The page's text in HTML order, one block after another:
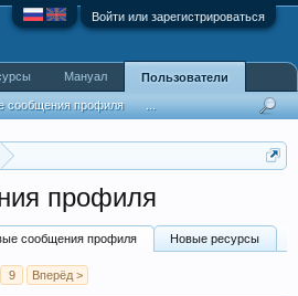
Войти или зарегистрироваться
профиля
сообщения профиля Новые ресурсы
9 Вперёд >
Мануал Пользователи
сообщения профиля